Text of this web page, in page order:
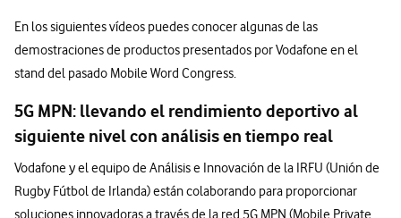
En los siguientes vídeos puedes conocer algunas de las
demostraciones de productos presentados por Vodafone en el
stand del pasado Mobile Word Congress.
5G MPN: llevando el rendimiento deportivo al
siguiente nivel con análisis en tiempo real
Vodafone y el equipo de Análisis e Innovación de la IRFU (Unión de
Rugby Fútbol de Irlanda) están colaborando para proporcionar